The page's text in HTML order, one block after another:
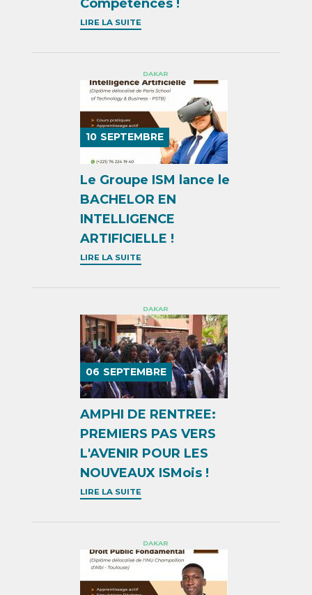
Compétences !
LIRE LA SUITE
DAKAR
10 SEPTEMBRE
Le Groupe ISM lance le
BACHELOR EN
INTELLIGENCE
ARTIFICIELLE !
LIRE LA SUITE
DAKAR
06 SEPTEMBRE
AMPHI DE RENTREE:
PREMIERS PAS VERS
L'AVENIR POUR LES
NOUVEAUX ISMois !
LIRE LA SUITE
DAKAR